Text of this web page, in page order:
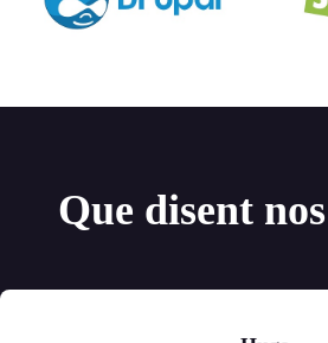
Que disent